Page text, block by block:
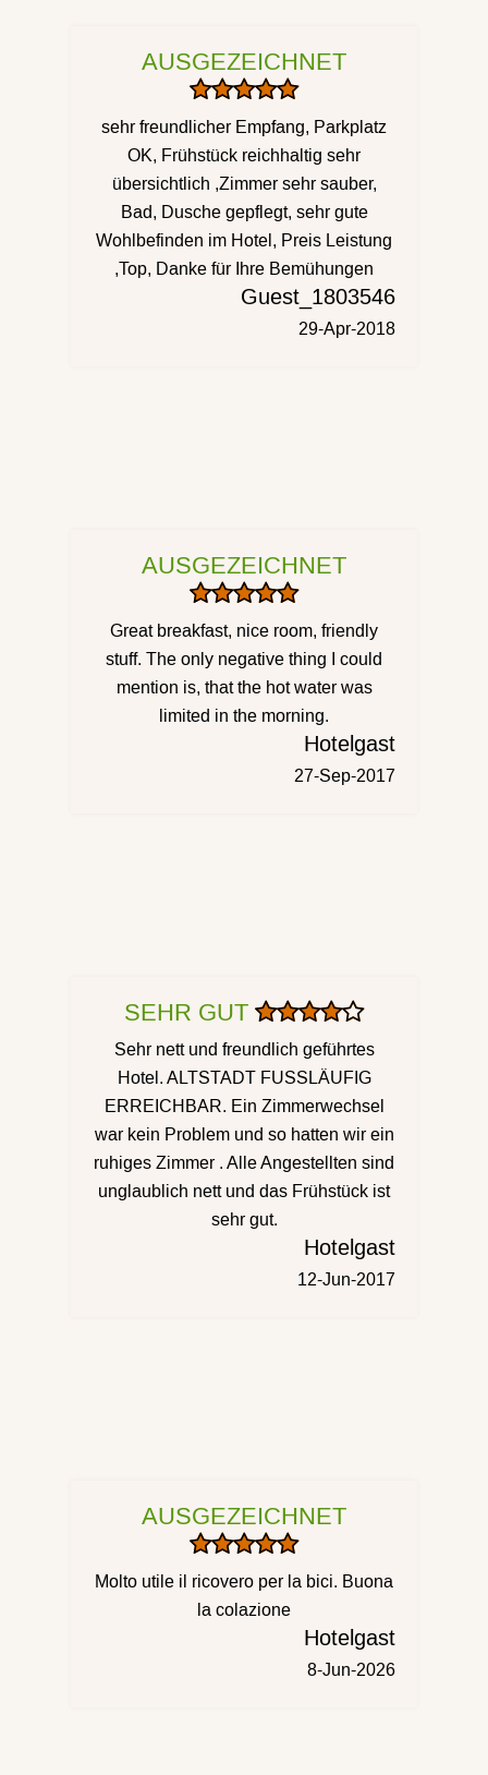
AUSGEZEICHNET
sehr freundlicher Empfang, Parkplatz
OK, Frühstück reichhaltig sehr
übersichtlich ,Zimmer sehr sauber,
Bad, Dusche gepflegt, sehr gute
Wohlbefinden im Hotel, Preis Leistung
,Top, Danke für Ihre Bemühungen
Guest_1803546
29-Apr-2018
AUSGEZEICHNET
Great breakfast, nice room, friendly
stuff. The only negative thing I could
mention is, that the hot water was
limited in the morning.
Hotelgast
27-Sep-2017
SEHR GUT
Sehr nett und freundlich geführtes
Hotel. ALTSTADT FUSSLÄUFIG
ERREICHBAR. Ein Zimmerwechsel
war kein Problem und so hatten wir ein
ruhiges Zimmer . Alle Angestellten sind
unglaublich nett und das Frühstück ist
sehr gut.
Hotelgast
12-Jun-2017
AUSGEZEICHNET
Molto utile il ricovero per la bici. Buona
la colazione
Hotelgast
8-Jun-2026